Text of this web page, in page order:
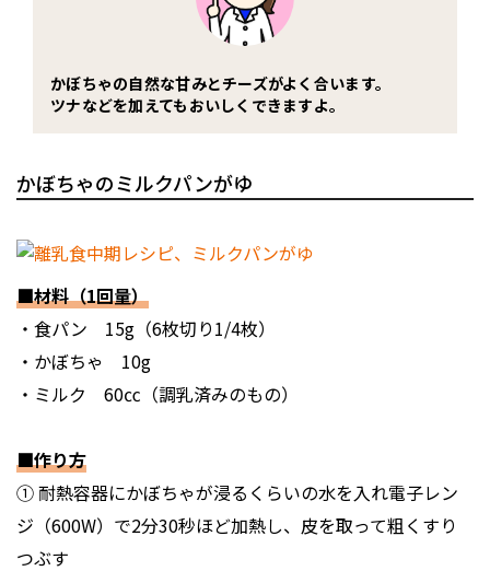
かぼちゃの自然な甘みとチーズがよく合います。
ツナなどを加えてもおいしくできますよ。
かぼちゃのミルクパンがゆ
■材料（1回量）
・食パン 15g（6枚切り1/4枚）
・かぼちゃ 10g
・ミルク 60㏄（調乳済みのもの）
■作り方
① 耐熱容器にかぼちゃが浸るくらいの水を入れ電子レン
ジ（600W）で2分30秒ほど加熱し、皮を取って粗くすり
つぶす